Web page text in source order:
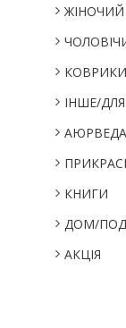
IНШЕ/
КНИГИ
ДОМ/
АКЦІЯ